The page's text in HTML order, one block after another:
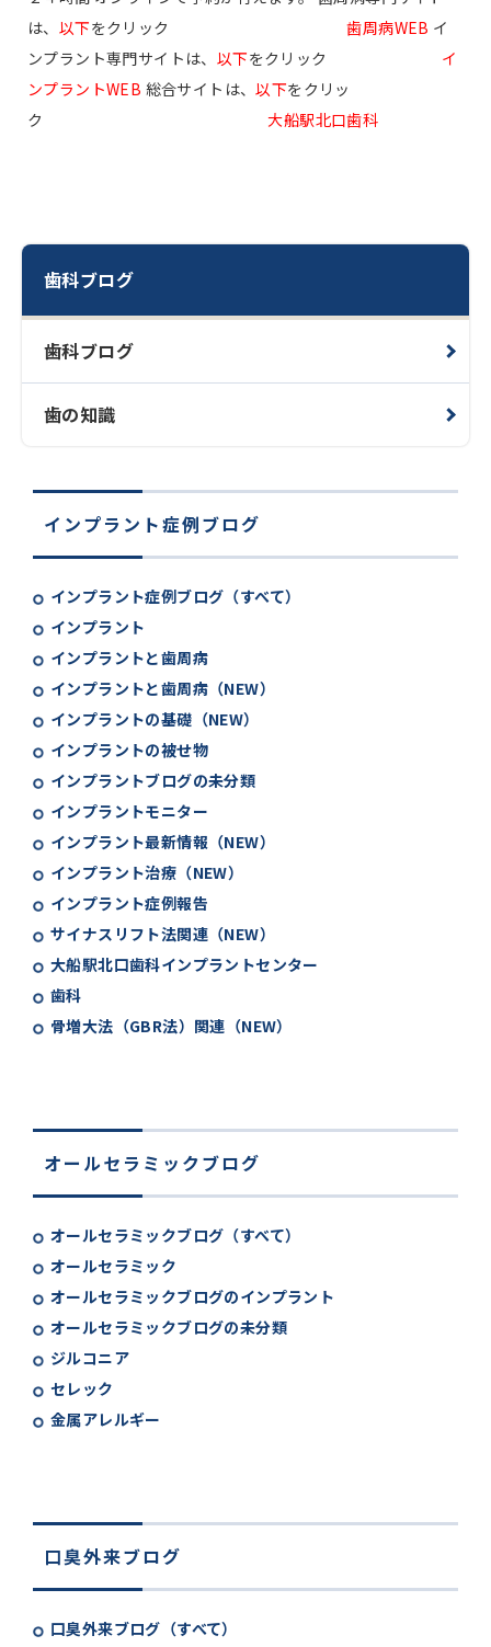
歯科ブログ
歯科ブログ
歯の知識
インプラント症例ブログ
インプラント症例ブログ（すべて）
インプラント
インプラントと歯周病
インプラントと歯周病（NEW）
インプラントの基礎（NEW）
インプラントの被せ物
インプラントブログの未分類
インプラントモニター
インプラント最新情報（NEW）
インプラント治療（NEW）
インプラント症例報告
サイナスリフト法関連（NEW）
大船駅北口歯科インプラントセンター
歯科
骨増大法（GBR法）関連（NEW）
オールセラミックブログ
オールセラミックブログ（すべて）
オールセラミック
オールセラミックブログのインプラント
オールセラミックブログの未分類
ジルコニア
セレック
金属アレルギー
口臭外来ブログ
口臭外来ブログ（すべて）
は、 以下をクリック歯周病WEB イ
ンプラント専門サイトは、 以下をクリック イ
ンプラントWEB 総合サイトは、以下をクリッ
ク大船駅北口歯科